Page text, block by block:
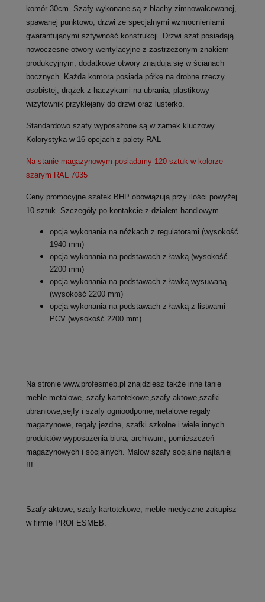
komór 30cm. Szafy wykonane są z blachy zimnowalcowanej,
spawanej punktowo, drzwi ze specjalnymi wzmocnieniami
gwarantującymi sztywność konstrukcji. Drzwi szaf posiadają
nowoczesne otwory wentylacyjne z zastrzeżonym znakiem
produkcyjnym, dodatkowe otwory znajdują się w ścianach
bocznych. Każda komora posiada półkę na drobne rzeczy
osobistej, drążek z haczykami na ubrania, plastikowy
wizytownik przyklejany do drzwi oraz lusterko.
Standardowo szafy wyposażone są w zamek kluczowy.
Kolorystyka w 16 opcjach z palety RAL
Na stanie magazynowym posiadamy 120 sztuk w kolorze
szarym RAL 7035
Ceny promocyjne szafek BHP obowiązują przy ilości powyżej
10 sztuk. Szczegóły po kontakcie z działem handlowym.
opcja wykonania na nóżkach z regulatorami (wysokość
1940 mm)
opcja wykonania na podstawach z ławką (wysokość
2200 mm)
opcja wykonania na podstawach z ławką wysuwaną
(wysokość 2200 mm)
opcja wykonania na podstawach z ławką z listwami
PCV (wysokość 2200 mm)
Na stronie www.profesmeb.pl znajdziesz także inne tanie
meble metalowe, szafy kartotekowe,szafy aktowe,szafki
ubraniowe,sejfy i szafy ognioodporne,metalowe regały
magazynowe, regały jezdne, szafki szkolne i wiele innych
produktów wyposażenia biura, archiwum, pomieszczeń
magazynowych i socjalnych. Malow szafy socjalne najtaniej
!!!
Szafy aktowe, szafy kartotekowe, meble medyczne zakupisz
w firmie PROFESMEB.